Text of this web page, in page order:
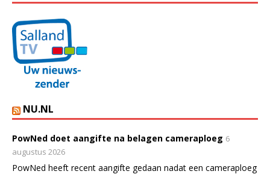
NU.NL
PowNed doet aangifte na belagen cameraploeg 6
augustus 2026
PowNed heeft recent aangifte gedaan nadat een cameraploeg